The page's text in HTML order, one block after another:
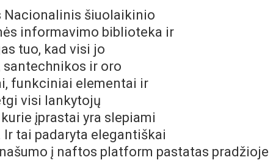
Nacionalinis šiuolaikinio
informavimo biblioteka ir
tuo, kad visi jo
ir oro
funkciniai elementai ir
visi lankytojų
įprastai yra slepiami
tai padaryta elegantiškai
į naftos platform pastatas pradžioje